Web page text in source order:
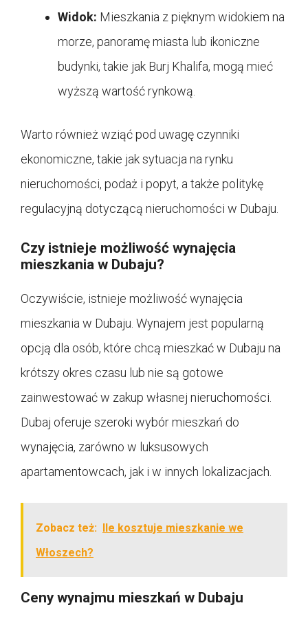
Widok: Mieszkania z pięknym widokiem na
morze, panoramę miasta lub ikoniczne
budynki, takie jak Burj Khalifa, mogą mieć
wyższą wartość rynkową.
Warto również wziąć pod uwagę czynniki
ekonomiczne, takie jak sytuacja na rynku
nieruchomości, podaż i popyt, a także politykę
regulacyjną dotyczącą nieruchomości w Dubaju.
Czy istnieje możliwość wynajęcia
mieszkania w Dubaju?
Oczywiście, istnieje możliwość wynajęcia
mieszkania w Dubaju. Wynajem jest popularną
opcją dla osób, które chcą mieszkać w Dubaju na
krótszy okres czasu lub nie są gotowe
zainwestować w zakup własnej nieruchomości.
Dubaj oferuje szeroki wybór mieszkań do
wynajęcia, zarówno w luksusowych
apartamentowcach, jak i w innych lokalizacjach.
Zobacz też: Ile kosztuje mieszkanie we
Włoszech?
Ceny wynajmu mieszkań w Dubaju